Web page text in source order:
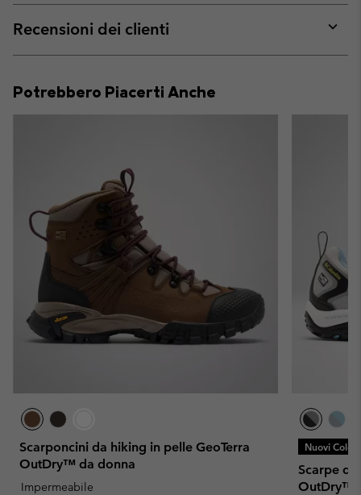
or
Recensioni dei clienti
or
Potrebbero Piacerti Anche
Scarponcini da hiking in pelle GeoTerra
OutDry™ da donna
Impermeabile
Nuovi Colori
Scarpe
OutDry™